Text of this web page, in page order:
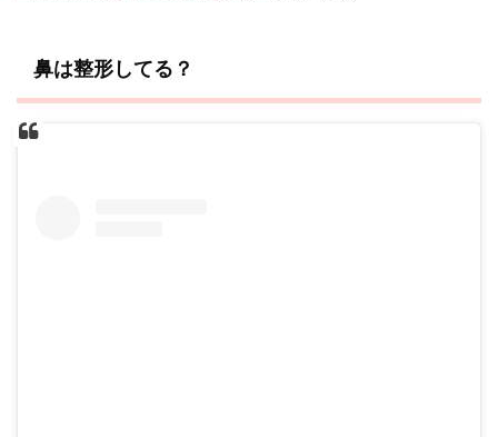
鼻は整形してる？